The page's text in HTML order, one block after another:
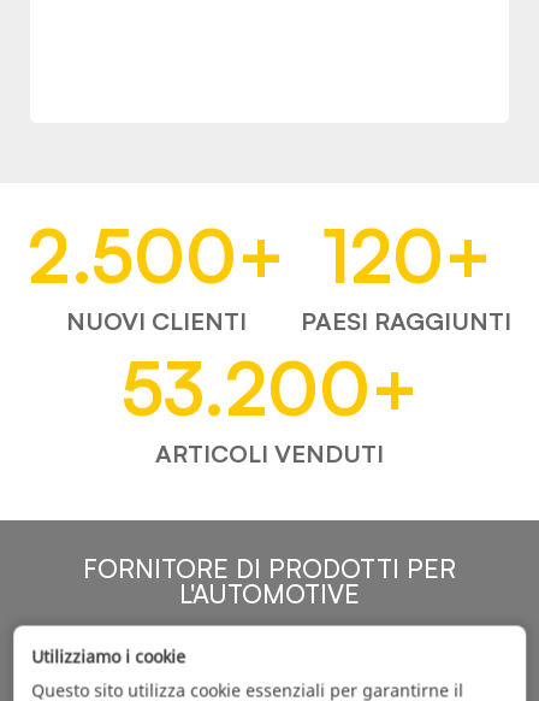
2.500+
NUOVI CLIENTI
120+
PAESI RAGGIUNTI
53.200+
ARTICOLI VENDUTI
FORNITORE DI PRODOTTI PER
L'AUTOMOTIVE
Utilizziamo i cookie
Questo sito utilizza cookie essenziali per garantirne il